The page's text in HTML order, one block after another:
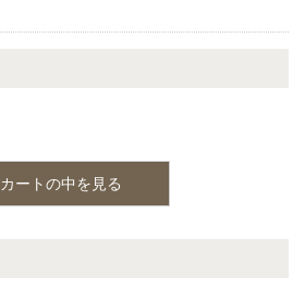
カートの中を見る